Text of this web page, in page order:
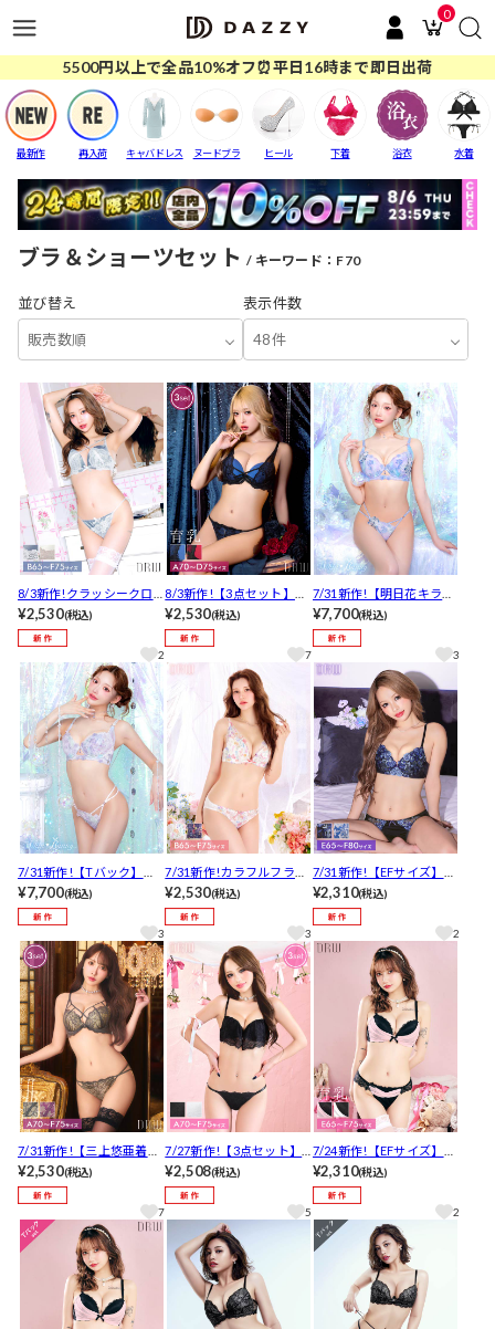
0
5500円以上で全品10%オフ⏰平日16時まで即日出荷
最新作 再入荷 キャバドレス ヌードブラ ヒール 下着 浴衣 水着
ブラ＆ショーツセット キーワード：F70
並び替え
販売数順
表示件数
48件
8/3新作!クラッシークロ
スレースブラジャー&フル
バックショーツ[推し]
¥2,530(税込)
2
8/3新作!【3点セット】バ
イカラークロスコード育
乳脇高ブラジャー&フルバ
ック&Tバックショーツ[推
し]
¥2,530(税込)
7
7/31新作!【明日花キララ
プロデュース/WhipBunn
y】Mermaid Aqua Shell
Bra&Shorts / マーメイド
アクアシェルブラ＆ショ
ーツ[推し]
¥7,700(税込)
3
7/31新作!【Tバック】
【明日花キララプロデュ
ース/WhipBunny】Mer
maid Aqua Shell Bra&T-
back / マーメイドアクア
シェルブラ＆Tバック[推
し]
¥7,700(税込)
3
7/31新作!カラフルフラワ
ーレースブラジャー&フル
バックショーツ[推し]
¥2,530(税込)
3
7/31新作!【EFサイズ】ブ
ルーミングローズブラジ
ャー&フルバックショーツ
[推し]
¥2,310(税込)
2
7/31新作!【三上悠亜着
用】【3点セット】センシ
ュアルストリングブラジ
ャー&バック透けフルバッ
ク&Tバックショーツ[推
し]
¥2,530(税込)
7
7/27新作!【3点セット】
ドレッシーシアーレース
ブラジャー&フルバック&
Tバックショーツ[推し]
¥2,508(税込)
5
7/24新作!【EFサイズ】ド
レープシフォンレース育
乳脇高ブラジャー&バック
透けハーフバックショー
ツ[推し]
¥2,310(税込)
2